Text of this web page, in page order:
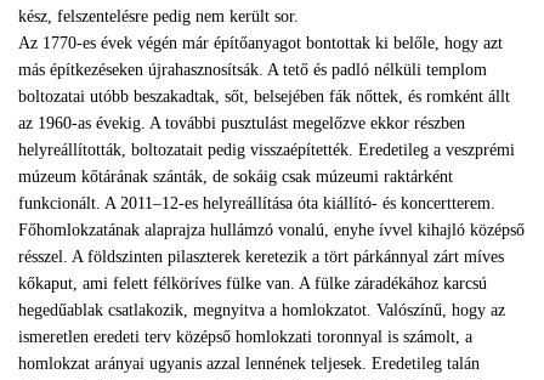
kész, felszentelésre pedig nem került sor.
Az 1770-es évek végén már építőanyagot bontottak ki belőle, hogy azt
más építkezéseken újrahasznosítsák. A tető és padló nélküli templom
boltozatai utóbb beszakadtak, sőt, belsejében fák nőttek, és romként állt
az 1960-as évekig. A további pusztulást megelőzve ekkor részben
helyreállították, boltozatait pedig visszaépítették. Eredetileg a veszprémi
múzeum kőtárának szánták, de sokáig csak múzeumi raktárként
funkcionált. A 2011–12-es helyreállítása óta kiállító- és koncertterem.
Főhomlokzatának alaprajza hullámzó vonalú, enyhe ívvel kihajló középső
résszel. A földszinten pilaszterek keretezik a tört párkánnyal zárt míves
kőkaput, ami felett félköríves fülke van. A fülke záradékához karcsú
hegedűablak csatlakozik, megnyitva a homlokzatot. Valószínű, hogy az
ismeretlen eredeti terv középső homlokzati toronnyal is számolt, a
homlokzat arányai ugyanis azzal lennének teljesek. Eredetileg talán